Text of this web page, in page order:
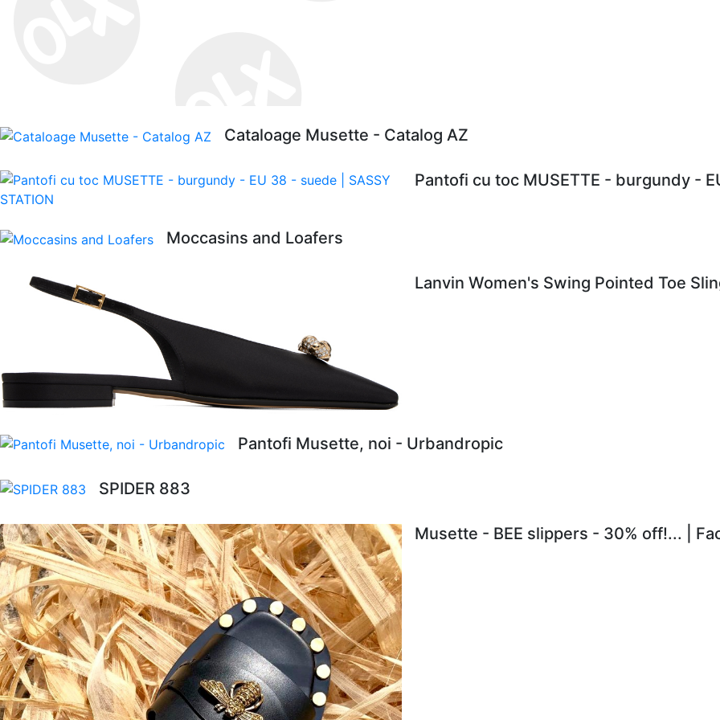
Cataloage Musette - Catalog AZ
Pantofi cu toc MUSETTE - burgundy -
Moccasins and Loafers
Lanvin Women's Swing Pointed Toe
Pantofi Musette, noi - Urbandropic
SPIDER 883
Musette - BEE slippers - 30% off!... |